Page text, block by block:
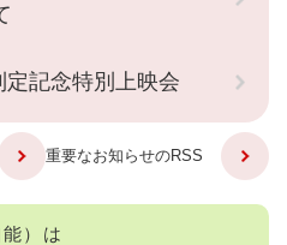
記念特別上映会
重要なお知らせのRSS
）は